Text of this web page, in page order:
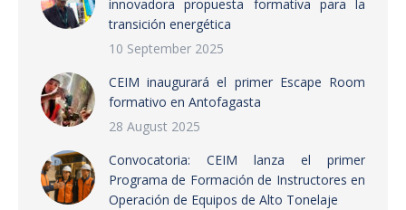
innovadora propuesta formativa para la
transición energética
10 September 2025
CEIM inaugurará el primer Escape Room
formativo en Antofagasta
28 August 2025
Convocatoria: CEIM lanza el primer
Programa de Formación de Instructores en
Operación de Equipos de Alto Tonelaje